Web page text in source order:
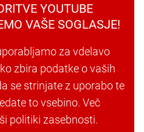
YOUTUBE
VAŠE SOGLASJE!
za vdelavo
zbira podatke o vaših
se strinjate z uporabo te
to vsebino. Več
politiki zasebnosti.